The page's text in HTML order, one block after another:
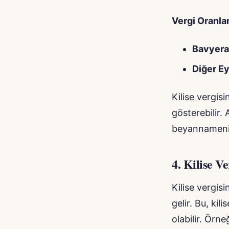
Vergi
Diğer
Kilise
gösterebilir.
4.Kilise
Kilise
gelir. Bu,
olabilir.